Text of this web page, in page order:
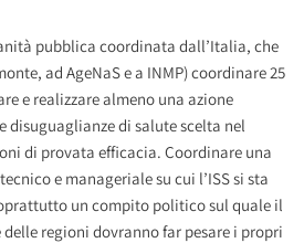
pubblica coordinata dall’Italia, che
ad AgeNaS e a INMP) coordinare 25
e realizzare almeno una azione
disuguaglianze di salute scelta nel
di provata efficacia. Coordinare una
e manageriale su cui l’ISS si sta
un compito politico sul quale il
regioni dovranno far pesare i propri